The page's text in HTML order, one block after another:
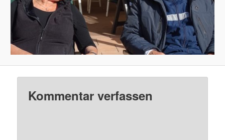
Kommentar verfassen